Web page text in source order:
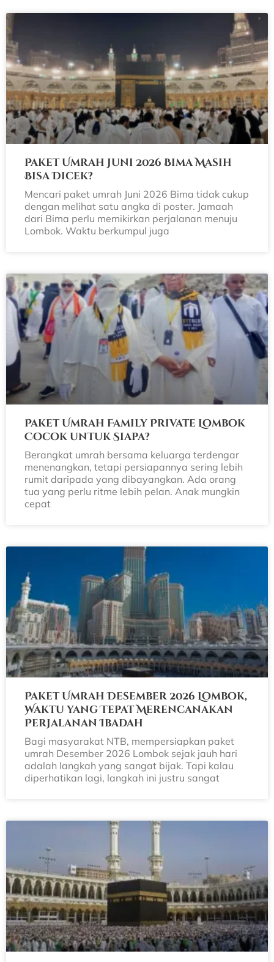
Paket Umrah Juni 2026 Bima Masih
Bisa Dicek?
Mencari paket umrah Juni 2026 Bima tidak cukup
dengan melihat satu angka di poster. Jamaah
dari Bima perlu memikirkan perjalanan menuju
Lombok. Waktu berkumpul juga
Paket Umrah Family Private Lombok
Cocok untuk Siapa?
Berangkat umrah bersama keluarga terdengar
menenangkan, tetapi persiapannya sering lebih
rumit daripada yang dibayangkan. Ada orang
tua yang perlu ritme lebih pelan. Anak mungkin
cepat
Paket Umrah Desember 2026 Lombok,
Waktu yang Tepat Merencanakan
Perjalanan Ibadah
Bagi masyarakat NTB, mempersiapkan paket
umrah Desember 2026 Lombok sejak jauh hari
adalah langkah yang sangat bijak. Tapi kalau
diperhatikan lagi, langkah ini justru sangat